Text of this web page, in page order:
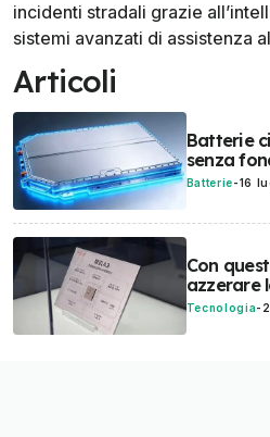
incidenti stradali grazie
sistemi avanzati di assistenza
Articoli
Batterie
senza
Batterie-16
Con
azzerare
Tecnologia-